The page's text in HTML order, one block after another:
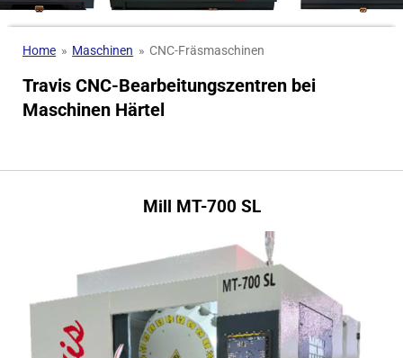
Home » Maschinen » CNC-Fräsmaschinen
Travis CNC-Bearbeitungszentren bei
Maschinen Härtel
Mill MT-700 SL